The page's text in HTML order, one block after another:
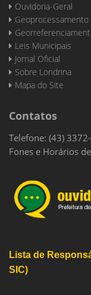
Ouvidoria-Geral
Geoprocessamento
Leis Municipais
Jornal Oficial
Sobre Londrina
Mapa do Site
Contatos
Telefone: (43)
Fones e Horários
Lista de
SIC)